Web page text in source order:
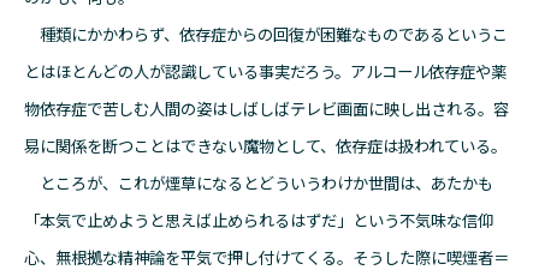
種類にかかわらず、依存症からの回復が困難なものであるというこ
とはほとんどの人が認識している事実だろう。アルコール依存症や薬
物依存症で苦しむ人間の姿はしばしばテレビ画面に映し出される。容
易に関係を断つことはできない魔物として、依存症は扱われている。
ところが、これが煙草になるとどういうわけか世間は、あたかも
「本気で止めようと思えば止められるはずだ」という不気味な信仰
心、無根拠な精神論を平気で押し付けてくる。そうした際に喫煙者＝